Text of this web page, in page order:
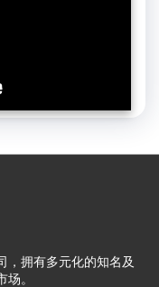
，拥有多元化的知名及
。